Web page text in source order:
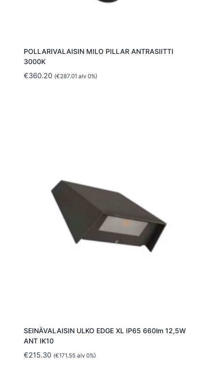
POLLARIVALAISIN MILO PILLAR ANTRASIITTI
3000K
€360.20 (€287.01 alv 0%)
SEINÄVALAISIN ULKO EDGE XL IP65 660lm 12,5W
ANT IK10
€215.30 (€171.55alv 0%)